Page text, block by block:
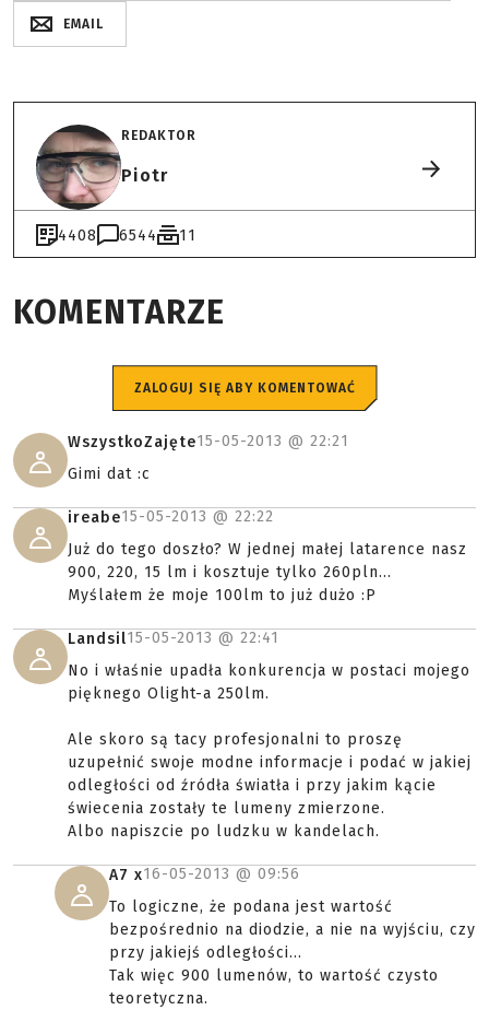
EMAIL
REDAKTOR
Piotr
4408 6544 11
KOMENTARZE
ZALOGUJ SIĘ ABY KOMENTOWAĆ
WszystkoZajęte15-05-2013 @ 22:21
Gimi dat :c
ireabe15-05-2013 @ 22:22
Już do tego doszło? W jednej małej latarence nasz
900, 220, 15 lm i kosztuje tylko 260pln...
Myślałem że moje 100lm to już dużo :P
Landsil15-05-2013 @ 22:41
No i właśnie upadła konkurencja w postaci mojego
pięknego Olight-a 250lm.
Ale skoro są tacy profesjonalni to proszę
uzupełnić swoje modne informacje i podać w jakiej
odległości od źródła światła i przy jakim kącie
świecenia zostały te lumeny zmierzone.
Albo napiszcie po ludzku w kandelach.
A7 x16-05-2013 @ 09:56
To logiczne, że podana jest wartość
bezpośrednio na diodzie, a nie na wyjściu, czy
przy jakiejś odległości...
Tak więc 900 lumenów, to wartość czysto
teoretyczna.